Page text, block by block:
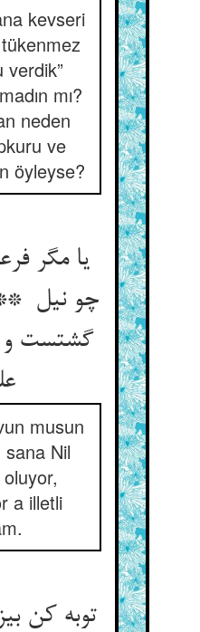
kevseri
verdik”
mı?
neden
ve
öyleyse?
یا مگر
چو نیل
گشتست و
علیل
musun
Nil
a illetli
توبه کن